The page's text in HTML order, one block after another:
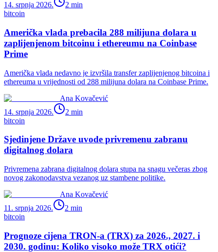
14. srpnja 2026.
2 min
bitcoin
Američka vlada prebacila 288 milijuna dolara u
zaplijenjenom bitcoinu i ethereumu na Coinbase
Prime
Američka vlada nedavno je izvršila transfer zaplijenjenog bitcoina i
ethereuma u vrijednosti od 288 milijuna dolara na Coinbase Prime.
Ana Kovačević
14. srpnja 2026.
2 min
bitcoin
Sjedinjene Države uvode privremenu zabranu
digitalnog dolara
Privremena zabrana digitalnog dolara stupa na snagu večeras zbog
novog zakonodavstva vezanog uz stambene politike.
Ana Kovačević
11. srpnja 2026.
2 min
bitcoin
Prognoze cijena TRON-a (TRX) za 2026., 2027. i
2030. godinu: Koliko visoko može TRX otići?